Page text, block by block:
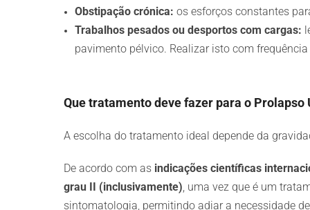
Obstipação crónica: os esforços constantes
Trabalhos pesados ou desportos com cargas:
pavimento pélvico. Realizar isto com frequência
Que tratamento deve fazer para o Prolapso
A escolha do tratamento ideal depende da
De acordo com as indicações científicas
grau II (inclusivamente), uma vez que é um
sintomatologia, permitindo adiar a necessidade